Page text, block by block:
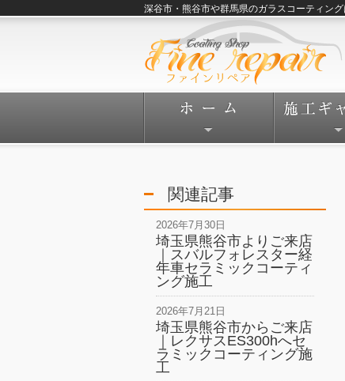
深谷市・熊谷市や群馬県のガラスコーティン
関連記事
2026年7月30日
埼玉県熊谷市よりご来店
｜スバルフォレスター経
年車セラミックコーティ
ング施工
2026年7月21日
埼玉県熊谷市からご来店
｜レクサスES300hへセ
ラミックコーティング施
工